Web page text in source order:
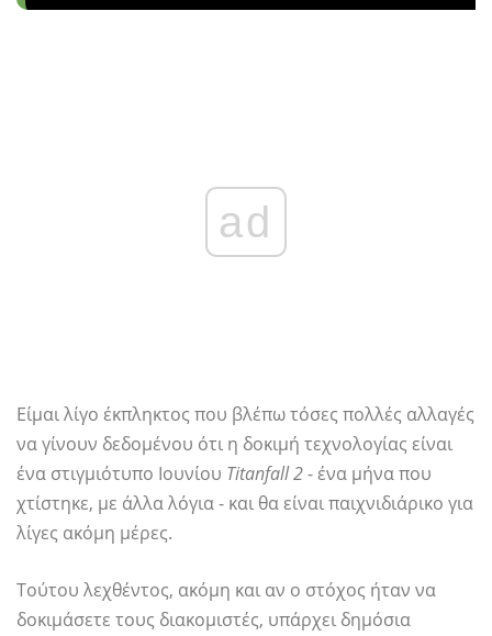
ad
Είμαι λίγο έκπληκτος που βλέπω τόσες πολλές αλλαγές
να γίνουν δεδομένου ότι η δοκιμή τεχνολογίας είναι
ένα στιγμιότυπο Ιουνίου Titanfall 2- ένα μήνα που
χτίστηκε, με άλλα λόγια - και θα είναι παιχνιδιάρικο για
λίγες ακόμη μέρες.
Τούτου λεχθέντος, ακόμη και αν ο στόχος ήταν να
δοκιμάσετε τους διακομιστές, υπάρχει δημόσια